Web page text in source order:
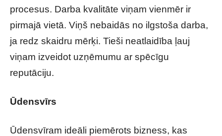
procesus. Darba kvalitāte viņam vienmēr ir
pirmajā vietā. Viņš nebaidās no ilgstoša darba,
ja redz skaidru mērķi. Tieši neatlaidība ļauj
viņam izveidot uzņēmumu ar spēcīgu
reputāciju.
Ūdensvīrs
Ūdensvīram ideāli piemērots bizness, kas